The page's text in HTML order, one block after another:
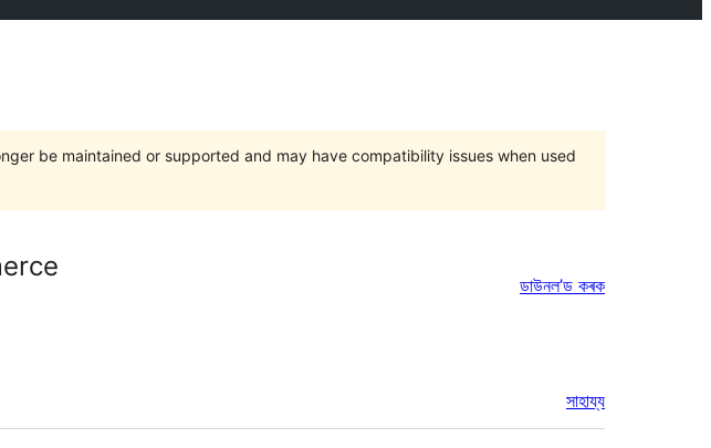
be maintained or supported and may have compatibility issues when used
ডাউনল’ড কৰক
সাহায্য